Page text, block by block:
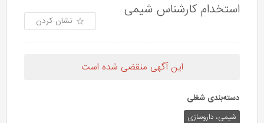
استخدام کارشناس شیمی
نشان کردن
این آگهی منقضی شده است
دسته‌بندی شغلی
شیمی، داروسازی